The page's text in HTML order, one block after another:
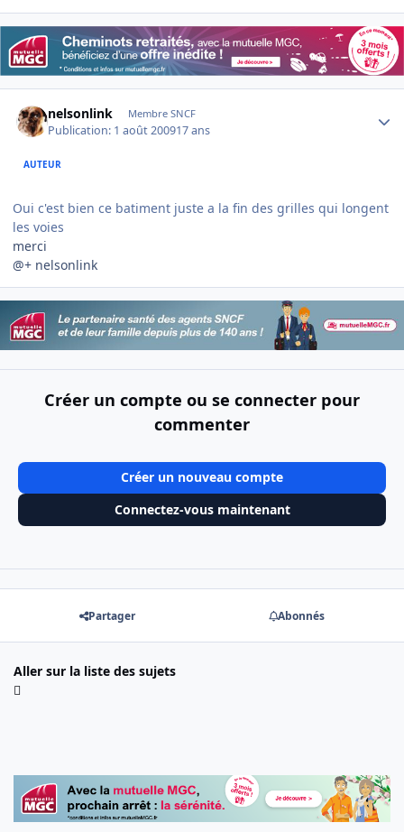
nelsonlink Membre SNCF
Publication: 1 août 200917 ans
AUTEUR
Oui c'est bien ce batiment juste a la fin des grilles qui longent
les voies
merci
@+ nelsonlink
Créer un compte ou se connecter pour
commenter
Créer un nouveau compte
Connectez-vous maintenant
Partager Abonnés
Aller sur la liste des sujets